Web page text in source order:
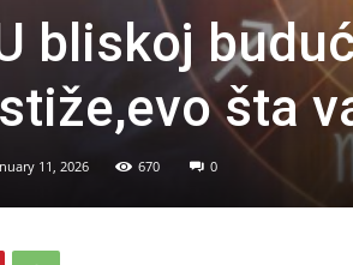
bliskoj
šta
11, 2026 670 0